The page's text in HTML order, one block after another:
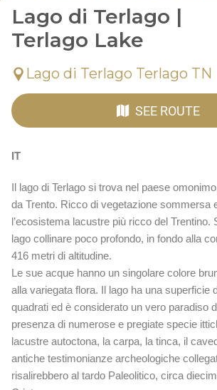
Lago di Terlago |
Terlago Lake
Lago di Terlago Terlago TN
SEE ROUTE
IT
Il lago di Terlago si trova nel paese
da Trento. Ricco di vegetazione sommersa
l’ecosistema lacustre più ricco del Trentino.
lago collinare poco profondo, in fondo alla
416 metri di altitudine.
Le sue acque hanno un singolare colore
alla variegata flora. Il lago ha una superficie
quadrati ed è considerato un vero paradiso
presenza di numerose e pregiate specie
lacustre autoctona, la carpa, la tinca, il
antiche testimonianze archeologiche
risalirebbero al tardo Paleolitico, circa